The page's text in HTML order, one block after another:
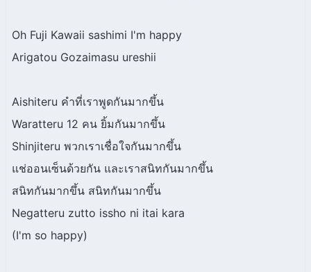
Oh Fuji Kawaii sashimi I'm happy
Arigatou Gozaimasu ureshii
Aishiteru คำที่เราพูดกันมากขึ้น
Waratteru 12 คน ยิ้มกันมากขึ้น
Shinjiteru พวกเราเชื่อใจกันมากขึ้น
แช่ออนเซ็นด้วยกัน และเราสนิทกันมากขึ้น
สนิทกันมากขึ้น สนิทกันมากขึ้น
Negatteru zutto issho ni itai kara
(I'm so happy)